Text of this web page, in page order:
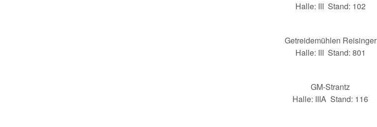
Halle: III Stand: 102
Getreidemühlen Reisinger
Halle: III Stand: 801
GM-Strantz
Halle: IIIA Stand: 116